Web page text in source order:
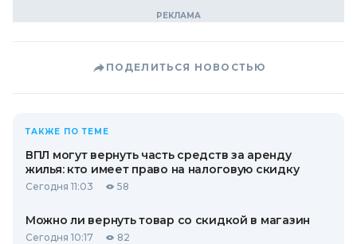
ПОДЕЛИТЬСЯ НОВОСТЬЮ
ТАКЖЕ ПО ТЕМЕ
ВПЛ могут вернуть часть средств за аренду
жилья: кто имеет право на налоговую скидку
Сегодня 11:03 58
Можно ли вернуть товар со скидкой в ​​магазин
Сегодня 10:17 82